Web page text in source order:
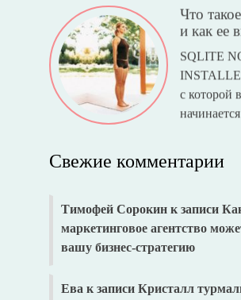
Что
и как ее
SQLITE
с которой
Свежие комментарии
Тимофей Сорокинк записи
маркетинговое агентство
вашу бизнес-стратегию
Ева к записи Кристалл